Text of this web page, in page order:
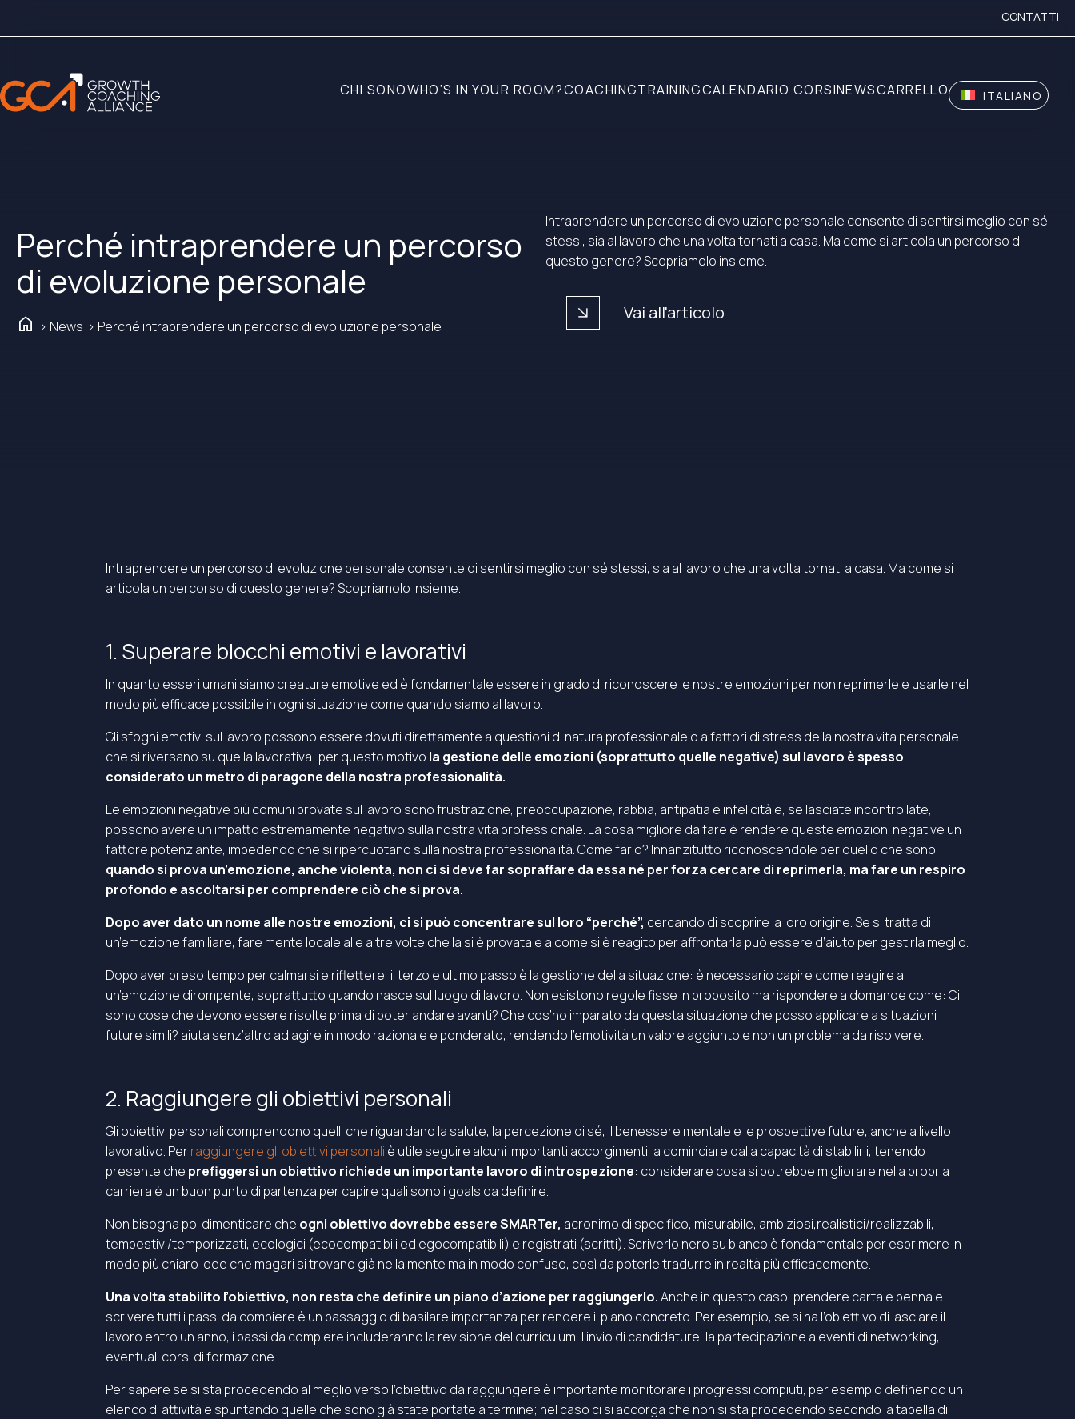
CONTATTI
CHI SONOWHO’S IN YOUR ROOM?COACHINGTRAININGCALENDARIO CORSINEWSCARRELLO ITALIANO
Perché intraprendere un percorso
di evoluzione personale
home > News > Perché intraprendere un percorso di evoluzione personale
Intraprendere un percorso di evoluzione personale consente di sentirsi meglio con sé
stessi, sia al lavoro che una volta tornati a casa. Ma come si articola un percorso di
questo genere? Scopriamolo insieme.
arrow_forward Vai all'articolo
Intraprendere un percorso di evoluzione personale consente di sentirsi meglio con sé stessi, sia al lavoro che una volta tornati a casa. Ma come si
articola un percorso di questo genere? Scopriamolo insieme.
1. Superare blocchi emotivi e lavorativi
In quanto esseri umani siamo creature emotive ed è fondamentale essere in grado di riconoscere le nostre emozioni per non reprimerle e usarle nel
modo più efficace possibile in ogni situazione come quando siamo al lavoro.
Gli sfoghi emotivi sul lavoro possono essere dovuti direttamente a questioni di natura professionale o a fattori di stress della nostra vita personale
che si riversano su quella lavorativa; per questo motivo la gestione delle emozioni (soprattutto quelle negative) sul lavoro è spesso
considerato un metro di paragone della nostra professionalità.
Le emozioni negative più comuni provate sul lavoro sono frustrazione, preoccupazione, rabbia, antipatia e infelicità e, se lasciate incontrollate,
possono avere un impatto estremamente negativo sulla nostra vita professionale. La cosa migliore da fare è rendere queste emozioni negative un
fattore potenziante, impedendo che si ripercuotano sulla nostra professionalità. Come farlo? Innanzitutto riconoscendole per quello che sono:
quando si prova un’emozione, anche violenta, non ci si deve far sopraffare da essa né per forza cercare di reprimerla, ma fare un respiro
profondo e ascoltarsi per comprendere ciò che si prova.
Dopo aver dato un nome alle nostre emozioni, ci si può concentrare sul loro “perché”, cercando di scoprire la loro origine. Se si tratta di
un’emozione familiare, fare mente locale alle altre volte che la si è provata e a come si è reagito per affrontarla può essere d’aiuto per gestirla meglio.
Dopo aver preso tempo per calmarsi e riflettere, il terzo e ultimo passo è la gestione della situazione: è necessario capire come reagire a
un’emozione dirompente, soprattutto quando nasce sul luogo di lavoro. Non esistono regole fisse in proposito ma rispondere a domande come: Ci
sono cose che devono essere risolte prima di poter andare avanti? Che cos’ho imparato da questa situazione che posso applicare a situazioni
future simili? aiuta senz’altro ad agire in modo razionale e ponderato, rendendo l’emotività un valore aggiunto e non un problema da risolvere.
2. Raggiungere gli obiettivi personali
Gli obiettivi personali comprendono quelli che riguardano la salute, la percezione di sé, il benessere mentale e le prospettive future, anche a livello
lavorativo. Perraggiungere gli obiettivi personali è utile seguire alcuni importanti accorgimenti, a cominciare dalla capacità di stabilirli, tenendo
presente che prefiggersi un obiettivo richiede un importante lavoro di introspezione: considerare cosa si potrebbe migliorare nella propria
carriera è un buon punto di partenza per capire quali sono i goals da definire.
Non bisogna poi dimenticare che ogni obiettivo dovrebbe essere SMARTer, acronimo di specifico, misurabile, ambiziosi,realistici/realizzabili,
tempestivi/temporizzati, ecologici (ecocompatibili ed egocompatibili) e registrati (scritti). Scriverlo nero su bianco è fondamentale per esprimere in
modo più chiaro idee che magari si trovano già nella mente ma in modo confuso, così da poterle tradurre in realtà più efficacemente.
Una volta stabilito l’obiettivo, non resta che definire un piano d’azione per raggiungerlo.Anche in questo caso, prendere carta e penna e
scrivere tutti i passi da compiere è un passaggio di basilare importanza per rendere il piano concreto. Per esempio, se si ha l’obiettivo di lasciare il
lavoro entro un anno, i passi da compiere includeranno la revisione del curriculum, l’invio di candidature, la partecipazione a eventi di networking,
eventuali corsi di formazione.
Per sapere se si sta procedendo al meglio verso l’obiettivo da raggiungere è importante monitorare i progressi compiuti, per esempio definendo un
elenco di attività e spuntando quelle che sono già state portate a termine; nel caso ci si accorga che non si sta procedendo secondo la tabella di